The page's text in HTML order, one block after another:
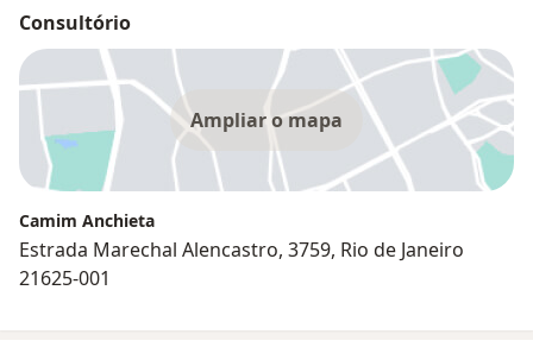
Consultório
Ampliar o mapa
Camim Anchieta
Estrada Marechal Alencastro, 3759, Rio de Janeiro
21625-001